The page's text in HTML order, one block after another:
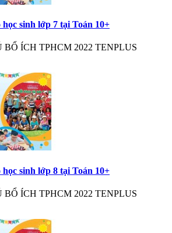
sinh lớp 7 tại Toán 10+
ÍCH TPHCM 2022 TENPLUS
sinh lớp 8 tại Toán 10+
ÍCH TPHCM 2022 TENPLUS